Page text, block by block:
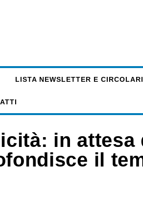
LISTA NEWSLETTER E
in attesa
il